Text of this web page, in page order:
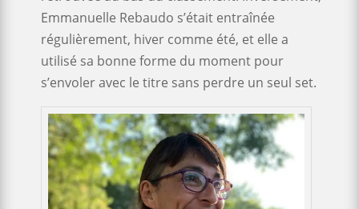
Emmanuelle Rebaudo s’était entraînée
régulièrement, hiver comme été, et elle a
utilisé sa bonne forme du moment pour
s’envoler avec le titre sans perdre un seul set.